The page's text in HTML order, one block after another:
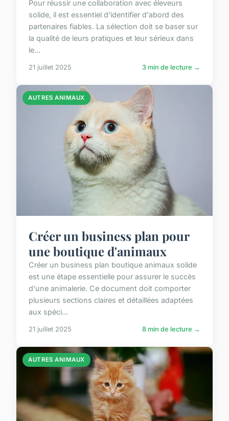
Pour réussir une collaboration avec éleveurs
solide, il est essentiel d'identifier d'abord des
partenaires fiables. La sélection doit se baser sur
la qualité de leurs pratiques et leur sérieux dans
le...
21 juillet 2025 3 min de lecture →
AUTRES ANIMAUX
Créer un business plan pour
une boutique d'animaux
Créer un business plan boutique animaux solide
est une étape essentielle pour assurer le succès
d'une animalerie. Ce document doit comporter
plusieurs sections claires et détaillées adaptées
aux spéci...
21 juillet 2025 8 min de lecture →
AUTRES ANIMAUX